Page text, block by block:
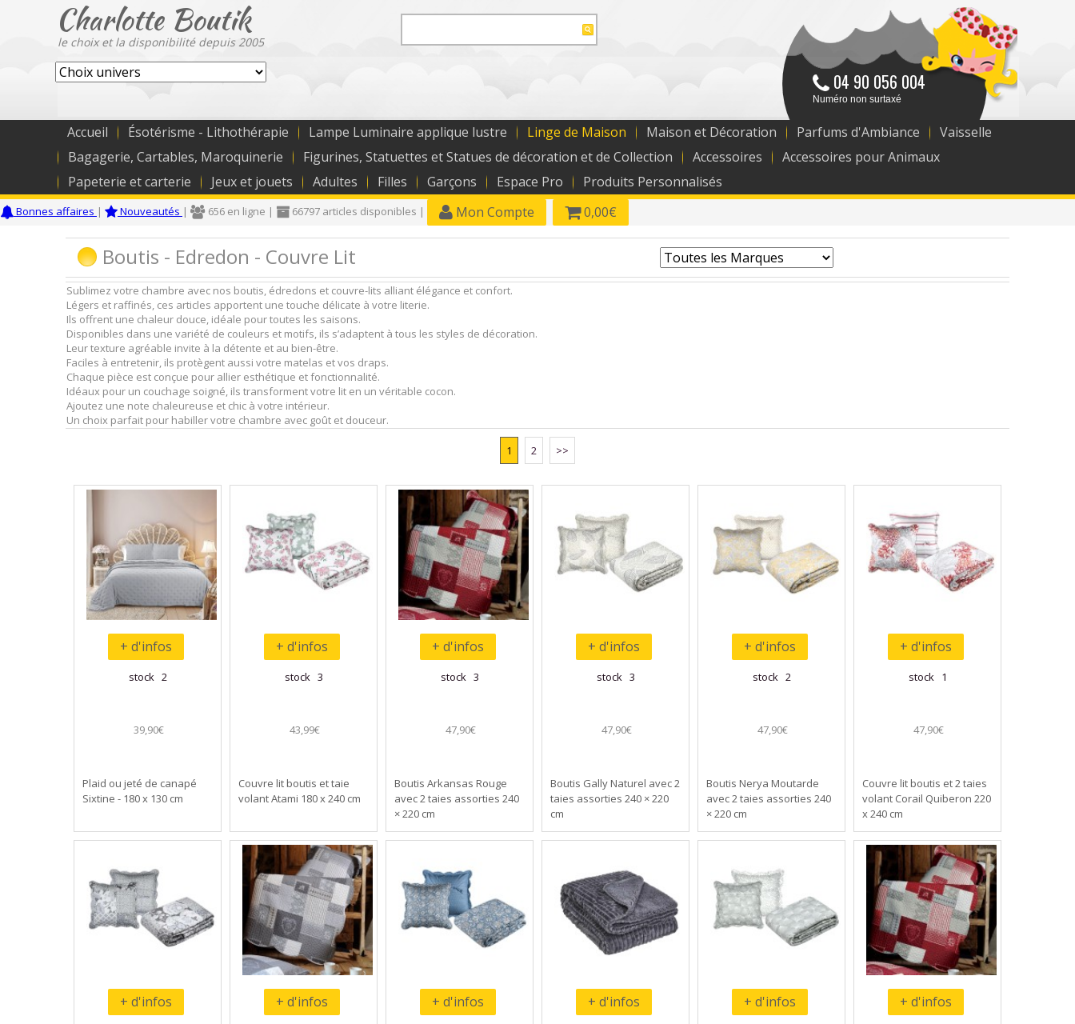
04 90 056 004
Numéro non surtaxé
Charlotte Boutik
le choix et la disponibilité depuis 2005
Accueil Ésotérisme - Lithothérapie Lampe Luminaire applique lustre Linge de Maison Maison et Décoration Parfums d'Ambiance
Vaisselle
Bagagerie, Cartables, Maroquinerie
Figurines, Statuettes et Statues de décoration et de Collection Accessoires
Accessoires pour Animaux
Papeterie et carterie
Jeux et jouets Adultes Filles Garçons Espace Pro Produits Personnalisés
Bonnes affaires | Nouveautés | 656 en ligne | 66797 articles disponibles | Mon Compte 0,00€
Boutis - Edredon - Couvre Lit
Sublimez votre chambre avec nos boutis, édredons et couvre-lits alliant élégance et confort.
Légers et raffinés, ces articles apportent une touche délicate à votre literie.
Ils offrent une chaleur douce, idéale pour toutes les saisons.
Disponibles dans une variété de couleurs et motifs, ils s’adaptent à tous les styles de décoration.
Leur texture agréable invite à la détente et au bien-être.
Faciles à entretenir, ils protègent aussi votre matelas et vos draps.
Chaque pièce est conçue pour allier esthétique et fonctionnalité.
Idéaux pour un couchage soigné, ils transforment votre lit en un véritable cocon.
Ajoutez une note chaleureuse et chic à votre intérieur.
Un choix parfait pour habiller votre chambre avec goût et douceur.
1 2 >>
+ d'infos
stock 2
39,90€
Plaid ou jeté de canapé
Sixtine - 180 x 130 cm
+ d'infos
stock 3
43,99€
Couvre lit boutis et taie
volant Atami 180 x 240 cm
+ d'infos
stock 3
47,90€
Boutis Arkansas Rouge
avec 2 taies assorties 240
× 220 cm
+ d'infos
stock 3
47,90€
Boutis Gally Naturel avec 2
taies assorties 240 × 220
cm
+ d'infos
stock 2
47,90€
Boutis Nerya Moutarde
avec 2 taies assorties 240
× 220 cm
+ d'infos
stock 1
47,90€
Couvre lit boutis et 2 taies
volant Corail Quiberon 220
x 240 cm
+ d'infos + d'infos + d'infos + d'infos + d'infos + d'infos